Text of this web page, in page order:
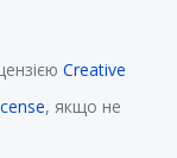
Creative
, якщо не